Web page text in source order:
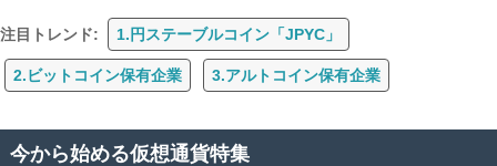
注目トレンド: 1.円ステーブルコイン「JPYC」
2.ビットコイン保有企業 3.アルトコイン保有企業
今から始める仮想通貨特集